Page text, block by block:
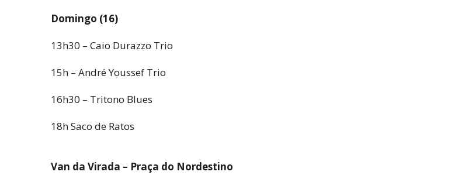
Domingo (16)
13h30 – Caio Durazzo Trio
15h – André Youssef Trio
16h30 – Tritono Blues
18h Saco de Ratos
Van da Virada – Praça do Nordestino